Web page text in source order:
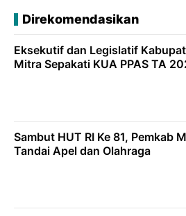
Direkomendasikan
Eksekutif dan Legislatif
Mitra Sepakati KUA PPAS TA
Sambut HUT RI Ke 81, Pemkab
Tandai Apel dan Olahraga